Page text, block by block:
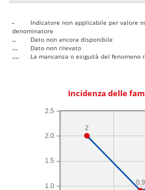
-
Indicatore non applicabile per valore
denominatore
..
Dato non ancora disponibile
...
Dato non rilevato
....
La mancanza o esiguità del
Incidenza delle
1.0
1.5
2.0
2.5
0.9
2